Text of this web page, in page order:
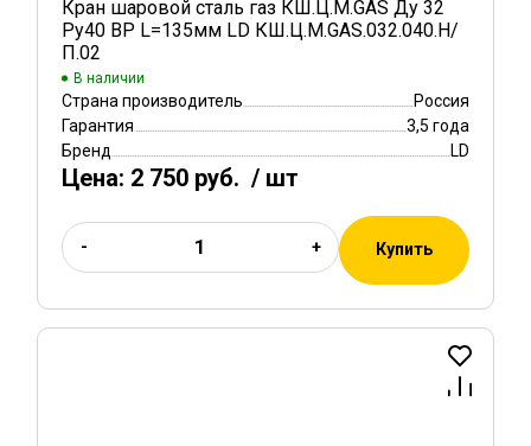
Кран шаровой сталь газ КШ.Ц.М.GAS Ду 32
Ру40 ВР L=135мм LD КШ.Ц.М.GAS.032.040.Н/
П.02
В наличии
Страна производитель
Россия
Гарантия
3,5 года
Бренд
LD
Цена: 2 750 руб. / шт
- + Купить